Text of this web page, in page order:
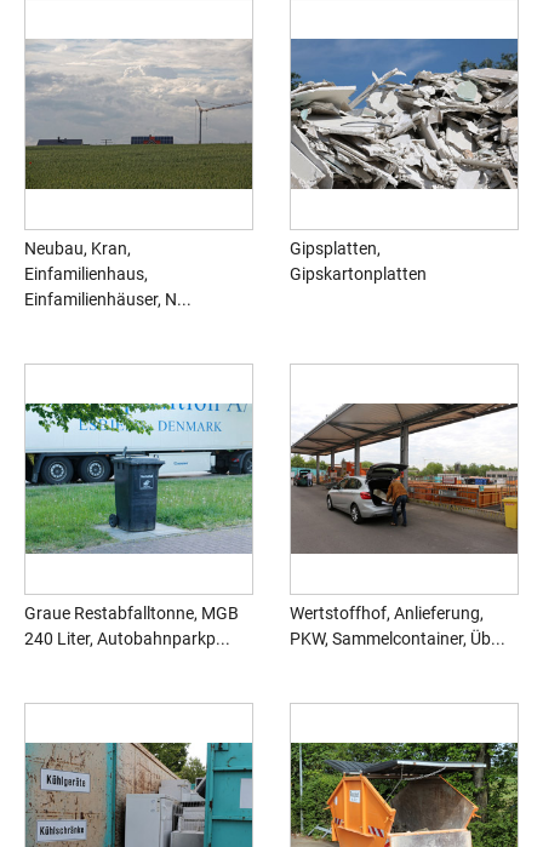
Neubau, Kran,
Einfamilienhaus,
Einfamilienhäuser, N...
Gipsplatten,
Gipskartonplatten
Graue Restabfalltonne, MGB
240 Liter, Autobahnparkp...
Wertstoffhof, Anlieferung,
PKW, Sammelcontainer, Üb...